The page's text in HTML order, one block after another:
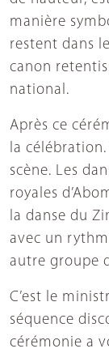
manière
restent dans
canon
national.
Après ce
la
scène. Les
royales
la danse du
avec un
autre groupe
C’est le
séquence
cérémonie a